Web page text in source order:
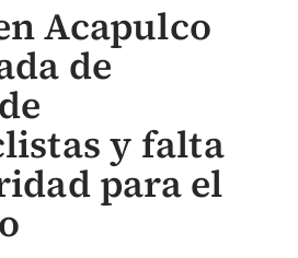
Acapulco
de
y falta
para el